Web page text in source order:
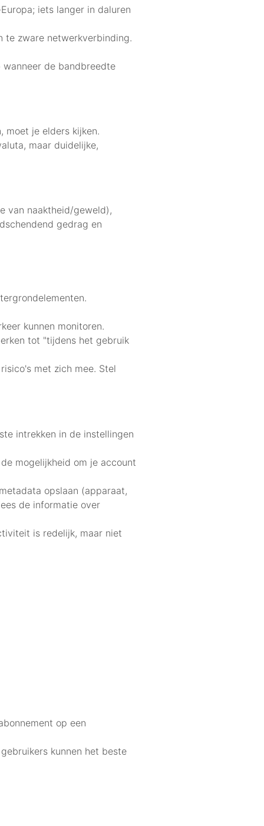
iets langer in daluren
te zware netwerkverbinding.
de bandbreedte
moet je elders kijken.
maar duidelijke,
van naaktheid/geweld),
gedrag en
kunnen monitoren.
tot "tijdens het gebruik
met zich mee. Stel
intrekken in de instellingen
mogelijkheid om je account
opslaan (apparaat,
de informatie over
is redelijk, maar niet
op een
kunnen het beste